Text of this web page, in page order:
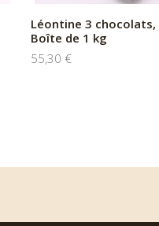
Léontine 3 chocolats,
Boîte de 1 kg
55,30 €